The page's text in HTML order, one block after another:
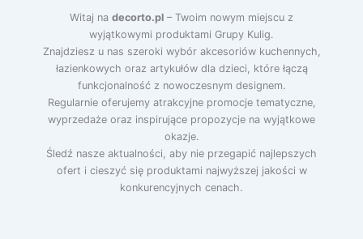
Witaj na decorto.pl – Twoim nowym miejscu z
wyjątkowymi produktami Grupy Kulig.
Znajdziesz u nas szeroki wybór akcesoriów kuchennych,
łazienkowych oraz artykułów dla dzieci, które łączą
funkcjonalność z nowoczesnym designem.
Regularnie oferujemy atrakcyjne promocje tematyczne,
wyprzedaże oraz inspirujące propozycje na wyjątkowe
okazje.
Śledź nasze aktualności, aby nie przegapić najlepszych
ofert i cieszyć się produktami najwyższej jakości w
konkurencyjnych cenach.